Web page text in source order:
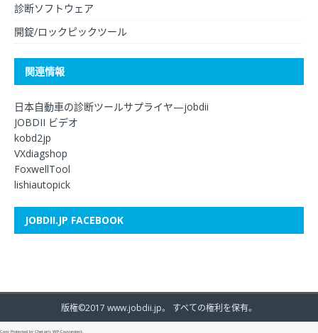
診断ソフトウェア
開錠/ロックピックツール
関連情報
日本自動車の診断ツールサプライヤ—jobdii
JOBDII ビデオ
kobd2jp
VXdiagshop
FoxwellTool
lishiautopick
JOBDII.JP FACEBOOK
版権©2017 www.jobdii.jp。 すべての権利を保有。
Copy Protected by Chetan's WP-Copyprotect.